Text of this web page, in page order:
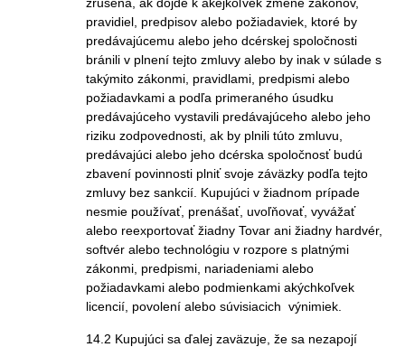
zrušená, ak dôjde k akejkoľvek zmene zákonov,
pravidiel, predpisov alebo požiadaviek, ktoré by
predávajúcemu alebo jeho dcérskej spoločnosti
bránili v plnení tejto zmluvy alebo by inak v súlade s
takýmito zákonmi, pravidlami, predpismi alebo
požiadavkami a podľa primeraného úsudku
predávajúceho vystavili predávajúceho alebo jeho
riziku zodpovednosti, ak by plnili túto zmluvu,
predávajúci alebo jeho dcérska spoločnosť budú
zbavení povinnosti plniť svoje záväzky podľa tejto
zmluvy bez sankcií. Kupujúci v žiadnom prípade
nesmie používať, prenášať, uvoľňovať, vyvážať
alebo reexportovať žiadny Tovar ani žiadny hardvér,
softvér alebo technológiu v rozpore s platnými
zákonmi, predpismi, nariadeniami alebo
požiadavkami alebo podmienkami akýchkoľvek
licencií, povolení alebo súvisiacich výnimiek.
14.2 Kupujúci sa ďalej zaväzuje, že sa nezapojí